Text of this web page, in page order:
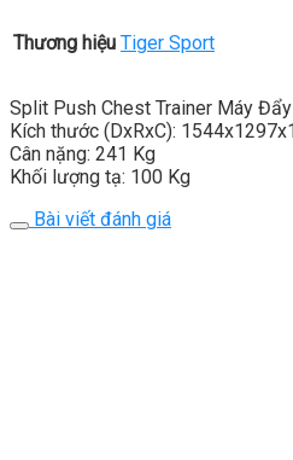
Thương hiệu Tiger Sport
Split Push Chest Trainer Máy
Kích thước (DxRxC):
Cân nặng: 241 Kg
Khối lượng tạ: 100 Kg
Bài viết đánh giá